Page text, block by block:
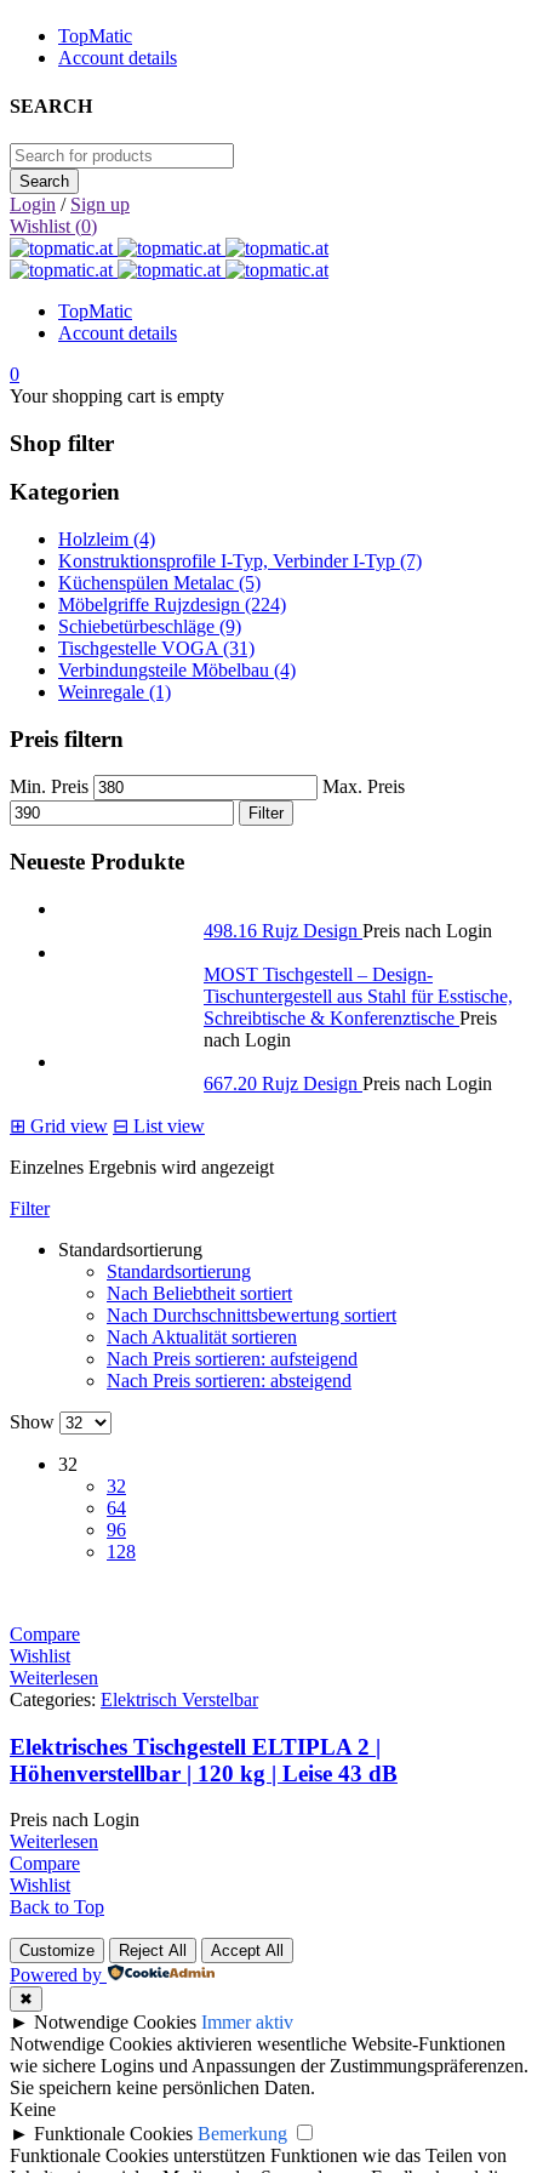
TopMatic
Account details
SEARCH
Login / Sign up
Wishlist (0)
TopMatic
Account details
0
Your shopping cart is empty
Shop filter
Kategorien
Holzleim (4)
Konstruktionsprofile I-Typ, Verbinder I-Typ (7)
Küchenspülen Metalac (5)
Möbelgriffe Rujzdesign (224)
Schiebetürbeschläge (9)
Tischgestelle VOGA (31)
Verbindungsteile Möbelbau (4)
Weinregale (1)
Preis filtern
Min. Preis Max. Preis
Filter
Neueste Produkte
498.16 Rujz Design Preis nach Login
MOST Tischgestell – Design-
Tischuntergestell aus Stahl für Esstische,
Schreibtische & Konferenztische Preis
nach Login
667.20 Rujz Design Preis nach Login
⊞ Grid view ⊟ List view
Einzelnes Ergebnis wird angezeigt
Filter
Standardsortierung
Standardsortierung
Nach Beliebtheit sortiert
Nach Durchschnittsbewertung sortiert
Nach Aktualität sortieren
Nach Preis sortieren: aufsteigend
Nach Preis sortieren: absteigend
Show
32
32
64
96
128
Compare
Wishlist
Weiterlesen
Categories: Elektrisch Verstelbar
Elektrisches Tischgestell ELTIPLA 2 |
Höhenverstellbar | 120 kg | Leise 43 dB
Preis nach Login
Weiterlesen
Compare
Wishlist
Back to Top
Customize Reject All Accept All
Powered by
✖
► Notwendige Cookies Immer aktiv
Notwendige Cookies aktivieren wesentliche Website-Funktionen
wie sichere Logins und Anpassungen der Zustimmungspräferenzen.
Sie speichern keine persönlichen Daten.
Keine
► Funktionale Cookies Bemerkung
Funktionale Cookies unterstützen Funktionen wie das Teilen von